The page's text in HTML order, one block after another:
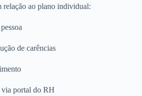
relação ao plano individual:
de carências
via portal do RH